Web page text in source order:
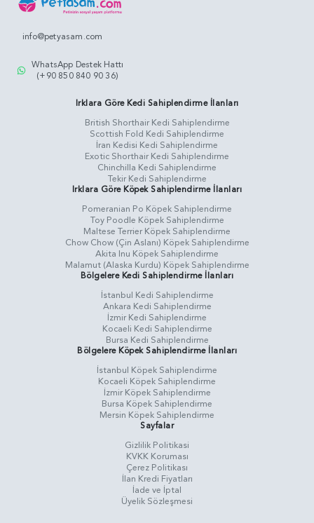
info@petyasam.com
WhatsApp Destek Hattı
(+90 850 840 90 36)
Irklara Göre Kedi Sahiplendirme İlanları
British Shorthair Kedi Sahiplendirme
Scottish Fold Kedi Sahiplendirme
İran Kedisi Kedi Sahiplendirme
Exotic Shorthair Kedi Sahiplendirme
Chinchilla Kedi Sahiplendirme
Tekir Kedi Sahiplendirme
Irklara Göre Köpek Sahiplendirme İlanları
Pomeranian Po Köpek Sahiplendirme
Toy Poodle Köpek Sahiplendirme
Maltese Terrier Köpek Sahiplendirme
Chow Chow (Çin Aslanı) Köpek Sahiplendirme
Akita Inu Köpek Sahiplendirme
Malamut (Alaska Kurdu) Köpek Sahiplendirme
Bölgelere Kedi Sahiplendirme İlanları
İstanbul Kedi Sahiplendirme
Ankara Kedi Sahiplendirme
İzmir Kedi Sahiplendirme
Kocaeli Kedi Sahiplendirme
Bursa Kedi Sahiplendirme
Bölgelere Köpek Sahiplendirme İlanları
İstanbul Köpek Sahiplendirme
Kocaeli Köpek Sahiplendirme
İzmir Köpek Sahiplendirme
Bursa Köpek Sahiplendirme
Mersin Köpek Sahiplendirme
Sayfalar
Gizlilik Politikasi
KVKK Koruması
Çerez Politikası
İlan Kredi Fiyatları
İade ve İptal
Üyelik Sözleşmesi